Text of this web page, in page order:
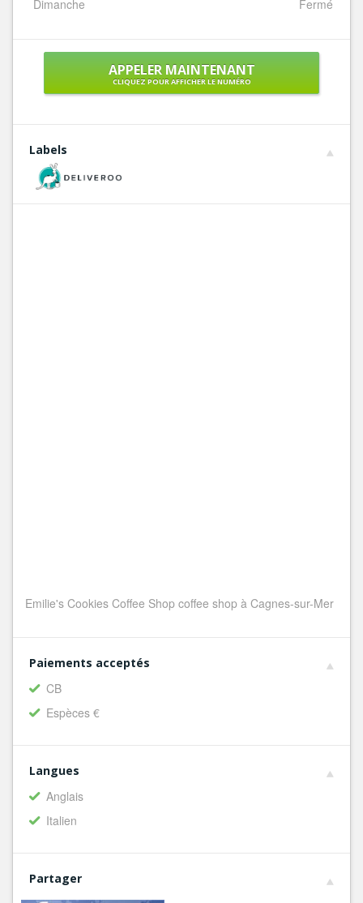
Dimanche Fermé
APPELER MAINTENANT
CLIQUEZ POUR AFFICHER LE NUMÉRO
Labels
Emilie's Cookies Coffee Shop coffee shop à Cagnes-sur-Mer
Paiements acceptés
CB
Espèces €
Langues
Anglais
Italien
Partager